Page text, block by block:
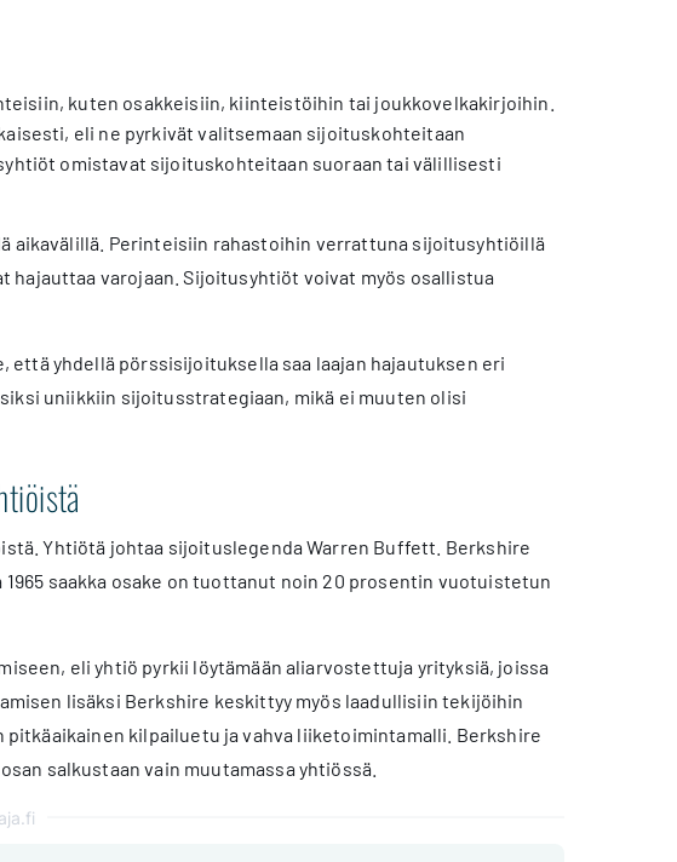
kuten osakkeisiin, kiinteistöihin tai joukkovelkakirjoihin.
eli ne pyrkivät valitsemaan sijoituskohteitaan
omistavat sijoituskohteitaan suoraan tai välillisesti
aikavälillä. Perinteisiin rahastoihin verrattuna sijoitusyhtiöillä
hajauttaa varojaan. Sijoitusyhtiöt voivat myös osallistua
yhdellä pörssisijoituksella saa laajan hajautuksen eri
uniikkiin sijoitusstrategiaan, mikä ei muuten olisi
Yhtiötä johtaa sijoituslegenda Warren Buffett. Berkshire
saakka osake on tuottanut noin 20 prosentin vuotuistetun
eli yhtiö pyrkii löytämään aliarvostettuja yrityksiä, joissa
lisäksi Berkshire keskittyy myös laadullisiin tekijöihin
kilpailuetu ja vahva liiketoimintamalli. Berkshire
salkustaan vain muutamassa yhtiössä.